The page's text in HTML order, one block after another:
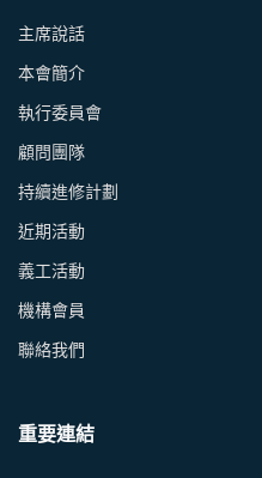
主席說話
本會簡介
執行委員會
顧問團隊
持續進修計劃
近期活動
義工活動
機構會員
聯絡我們
重要連結